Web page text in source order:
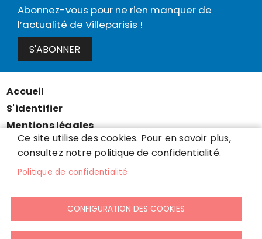
Abonnez-vous pour ne rien manquer de
l’actualité de Villeparisis !
S'ABONNER
Menu
Pied
de
page
Accueil
S'identifier
Mentions légales
Données personnelles
Accessibilité : partiellement conforme
Cookies
Ce site utilise des cookies. Pour en savoir plus,
consultez notre politique de confidentialité.
Politique de confidentialité
CONFIGURATION DES COOKIES